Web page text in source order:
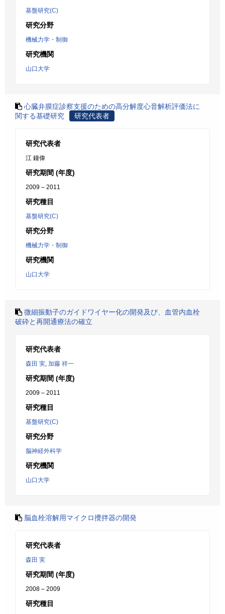
基盤研究(C)
研究分野
機械力学・制御
研究機関
山口大学
心臓弁膜症診察支援のための高分解度心音解析評価法に
関する基礎研究
研究代表者
研究代表者
江 鐘偉
研究期間 (年度)
2009 – 2011
研究種目
基盤研究(C)
研究分野
機械力学・制御
研究機関
山口大学
微細振動子のガイドワイヤー化の開発及び、血管内血栓
破砕と再開通療法の確立
研究代表者
森田 実, 加藤 祥一
研究期間 (年度)
2009 – 2011
研究種目
基盤研究(C)
研究分野
脳神経外科学
研究機関
山口大学
脳血栓溶解用マイクロ攪拌器の開発
研究代表者
森田 実
研究期間 (年度)
2008 – 2009
研究種目